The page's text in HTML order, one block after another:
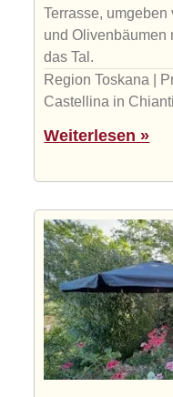
Terrasse,
und Olivenbäumen
das Tal.
Region Toskana |
Castellina in Chianti
Weiterlesen »